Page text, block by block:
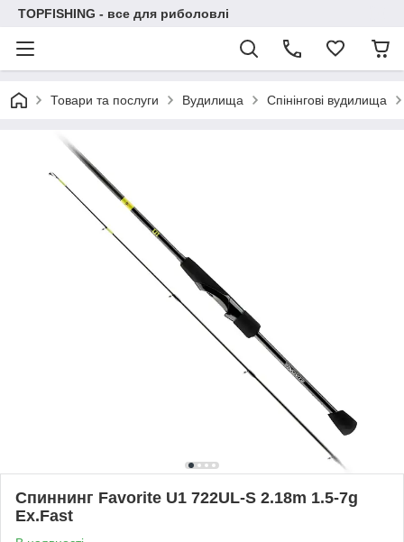
TOPFISHING - все для риболовлі
Товари та послуги Вудилища Спінінгові вудилища
Спиннинг Favorite U1 722UL-S 2.18m 1.5-7g
Ex.Fast